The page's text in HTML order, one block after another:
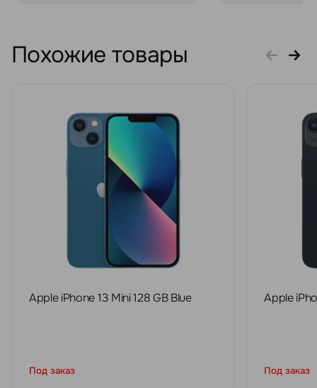
Похожие товары
Apple iPhone 13 Mini 128 GB Blue
Под заказ
Apple
Под заказ